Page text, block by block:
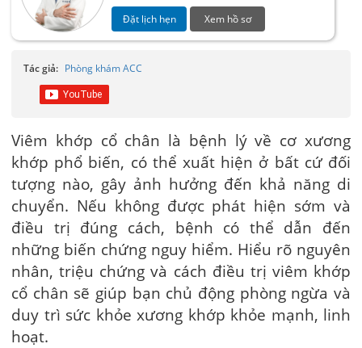
Đặt lịch hẹn Xem hồ sơ
Tác giả: Phòng khám ACC
Viêm khớp cổ chân là bệnh lý về cơ xương
khớp phổ biến, có thể xuất hiện ở bất cứ đối
tượng nào, gây ảnh hưởng đến khả năng di
chuyển. Nếu không được phát hiện sớm và
điều trị đúng cách, bệnh có thể dẫn đến
những biến chứng nguy hiểm. Hiểu rõ nguyên
nhân, triệu chứng và cách điều trị viêm khớp
cổ chân sẽ giúp bạn chủ động phòng ngừa và
duy trì sức khỏe xương khớp khỏe mạnh, linh
hoạt.